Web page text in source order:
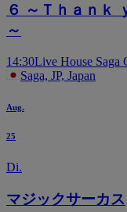
６ ～Ｔｈａｎｋ
～
14:30Live House Saga
Saga, JP, Japan
Aug.
25
Di.
マジックサーカス